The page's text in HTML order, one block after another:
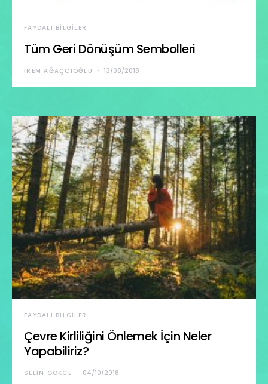
FAYDALI BILGILER
Tüm Geri Dönüşüm Sembolleri
İREM AĞAÇCIOĞLU 13/08/2018
FAYDALI BILGILER
Çevre Kirliliğini Önlemek İçin Neler
Yapabiliriz?
SELIN GOKCE 04/10/2018